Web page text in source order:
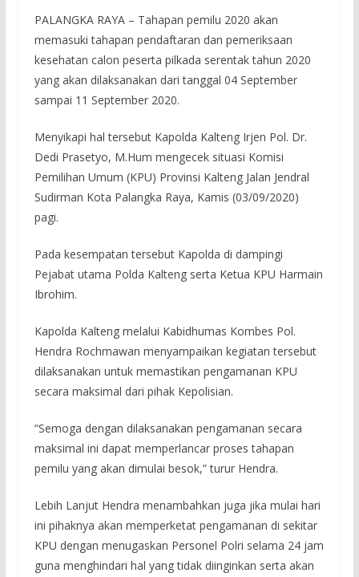
PALANGKA RAYA – Tahapan pemilu 2020 akan
memasuki tahapan pendaftaran dan pemeriksaan
kesehatan calon peserta pilkada serentak tahun 2020
yang akan dilaksanakan dari tanggal 04 September
sampai 11 September 2020.
Menyikapi hal tersebut Kapolda Kalteng Irjen Pol. Dr.
Dedi Prasetyo, M.Hum mengecek situasi Komisi
Pemilihan Umum (KPU) Provinsi Kalteng Jalan Jendral
Sudirman Kota Palangka Raya, Kamis (03/09/2020)
pagi.
Pada kesempatan tersebut Kapolda di dampingi
Pejabat utama Polda Kalteng serta Ketua KPU Harmain
Ibrohim.
Kapolda Kalteng melalui Kabidhumas Kombes Pol.
Hendra Rochmawan menyampaikan kegiatan tersebut
dilaksanakan untuk memastikan pengamanan KPU
secara maksimal dari pihak Kepolisian.
“Semoga dengan dilaksanakan pengamanan secara
maksimal ini dapat memperlancar proses tahapan
pemilu yang akan dimulai besok,” turur Hendra.
Lebih Lanjut Hendra menambahkan juga jika mulai hari
ini pihaknya akan memperketat pengamanan di sekitar
KPU dengan menugaskan Personel Polri selama 24 jam
guna menghindari hal yang tidak diinginkan serta akan